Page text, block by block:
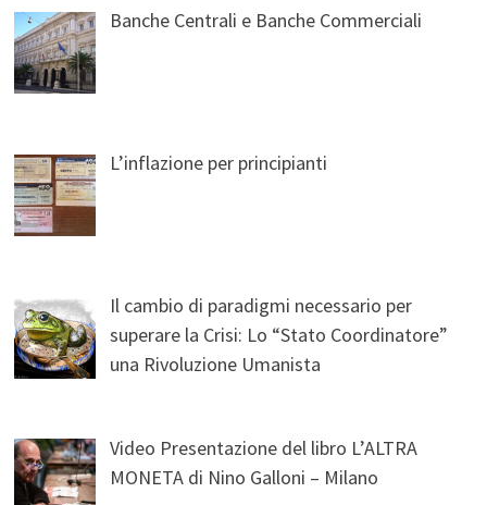
Banche Centrali e Banche Commerciali
L’inflazione per principianti
Il cambio di paradigmi necessario per
superare la Crisi: Lo “Stato Coordinatore”
una Rivoluzione Umanista
Video Presentazione del libro L’ALTRA
MONETA di Nino Galloni – Milano